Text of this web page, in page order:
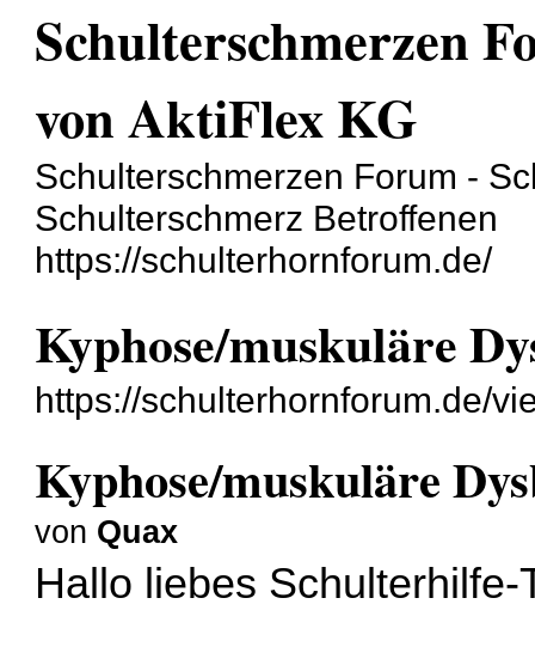
Schulterschmerzen
von AktiFlex KG
Schulterschmerzen Forum -
Schulterschmerz Betroffenen
https://schulterhornforum.de/
Kyphose/muskuläre
https://schulterhornforum.de/
Kyphose/muskuläre
von Quax
Hallo liebes Schulterhilfe-